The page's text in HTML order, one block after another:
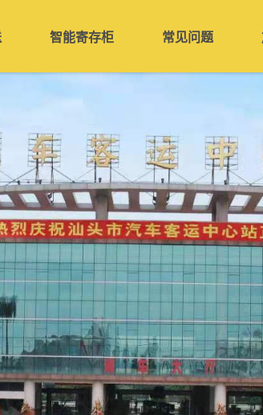
智能寄存柜 常见问题